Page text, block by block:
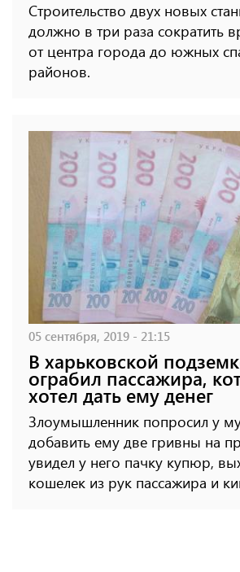
Строительство двух новых
должно в три раза сократить
от центра города до южных
районов.
05 сентября, 2019 - 21:15
В харьковской
ограбил пассажира,
хотел дать ему денег
Злоумышленник попросил у
добавить ему две гривны на
увидел у него пачку купюр,
кошелек из рук пассажира и